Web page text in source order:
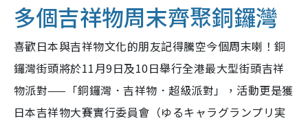
多個吉祥物周末齊聚銅鑼灣
喜歡日本與吉祥物文化的朋友記得騰空今個周末喇！銅
鑼灣街頭將於11月9日及10日舉行全港最大型街頭吉祥
物派對——「銅鑼灣．吉祥物．超級派對」，活動更是獲
日本吉祥物大賽實行委員會（ゆるキャラグランプリ実